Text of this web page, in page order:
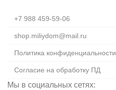
+7 988 459-59-06
shop.miliydom@mail.ru
Политика конфиденциальности
Согласие на обработку ПД
Мы в социальных сетях: